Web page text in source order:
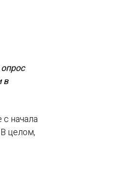
в
начала
целом,